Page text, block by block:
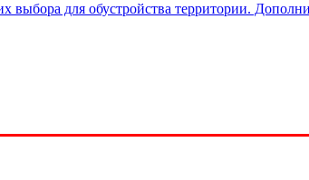
выбора для обустройства территории.